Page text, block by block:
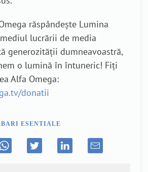
răspândește Lumina
lucrării de media
generozității dumneavoastră,
o lumină în întuneric! Fiți
Alfa Omega:
donatii
ESENTIALE